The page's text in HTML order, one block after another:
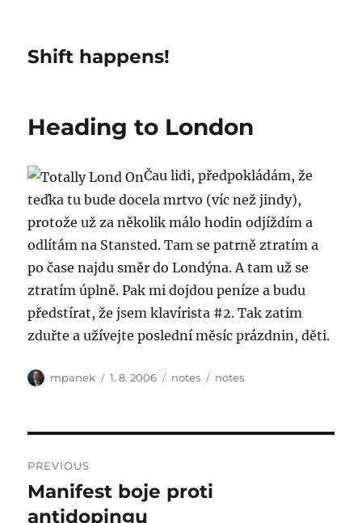
Shift happens!
Heading to London
Čau lidi, předpokládám, že
teďka tu bude docela mrtvo (víc než jindy),
protože už za několik málo hodin odjíždím a
odlítám na Stansted. Tam se patrně ztratím a
po čase najdu směr do Londýna. A tam už se
ztratím úplně. Pak mi dojdou peníze a budu
předstírat, že jsem klavírista #2. Tak zatim
zduřte a užívejte poslední měsíc prázdnin, děti.
Author
mpanek
Posted
1. 8. 2006 Categories
notes Tags
notes
navigation
PREVIOUS
Previous
post:
Manifest boje proti
antidopingu